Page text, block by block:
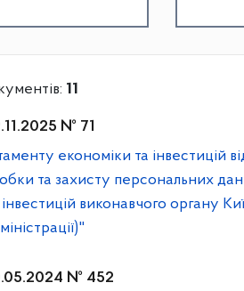
11
№ 71
економіки та інвестицій
та захисту персональних
виконавчого органу
№ 452